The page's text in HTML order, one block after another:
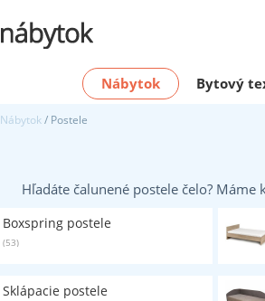
Nábytok Bytový
Nábytok/ Postele
Hľadáte čalunené postele čelo?
Boxspring postele
(53)
Sklápacie postele